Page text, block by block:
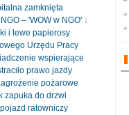
zamknięta
– 'WOW w NGO' 1
i lewe papierosy
Urzędu Pracy
wspierające
prawo jazdy
pożarowe
zapuka do drzwi
ratowniczy